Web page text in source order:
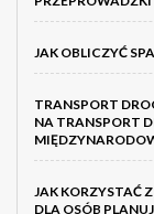
JAK OBLICZYĆ
TRANSPORT
NA TRANSPORT
JAK KORZYSTAĆ
DLA OSÓB